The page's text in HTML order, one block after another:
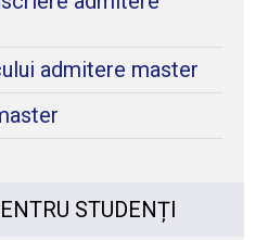
admitere master
STUDENȚI